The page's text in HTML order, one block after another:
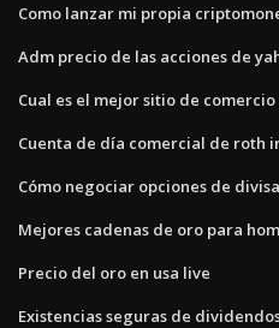
Como lanzar mi propia
Adm precio de las acciones de
Cual es el mejor sitio de
Cuenta de día comercial de roth
Cómo negociar opciones de
Mejores cadenas de oro para
Precio del oro en usa live
Existencias seguras de